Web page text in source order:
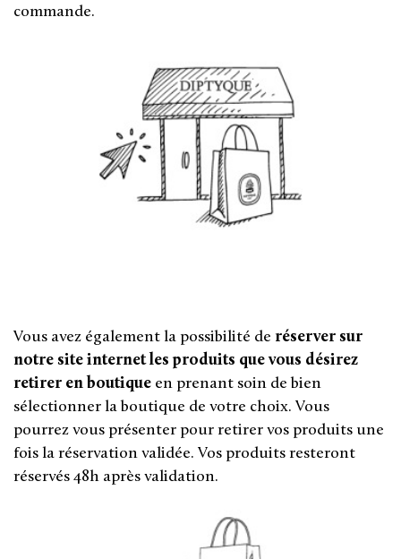
commande.
Vous avez également la possibilité de réserver sur
notre site internet les produits que vous désirez
retirer en boutique en prenant soin de bien
sélectionner la boutique de votre choix. Vous
pourrez vous présenter pour retirer vos produits une
fois la réservation validée. Vos produits resteront
réservés 48h après validation.